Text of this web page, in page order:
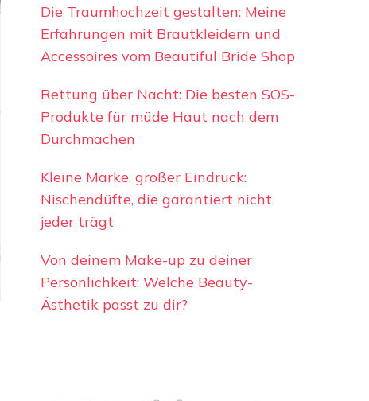
Die Traumhochzeit gestalten: Meine
Erfahrungen mit Brautkleidern und
Accessoires vom Beautiful Bride Shop
Rettung über Nacht: Die besten SOS-
Produkte für müde Haut nach dem
Durchmachen
Kleine Marke, großer Eindruck:
Nischendüfte, die garantiert nicht
jeder trägt
Von deinem Make-up zu deiner
Persönlichkeit: Welche Beauty-
Ästhetik passt zu dir?